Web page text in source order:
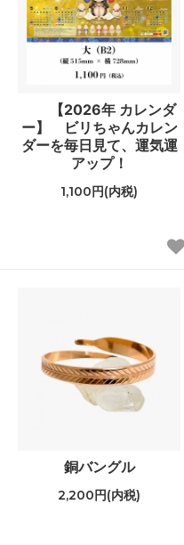
【2026年 カレンダ
ー】 ビリちゃんカレン
ダーを毎日見て、運気運
アップ！
1,100円(内税)
銅バングル
2,200円(内税)